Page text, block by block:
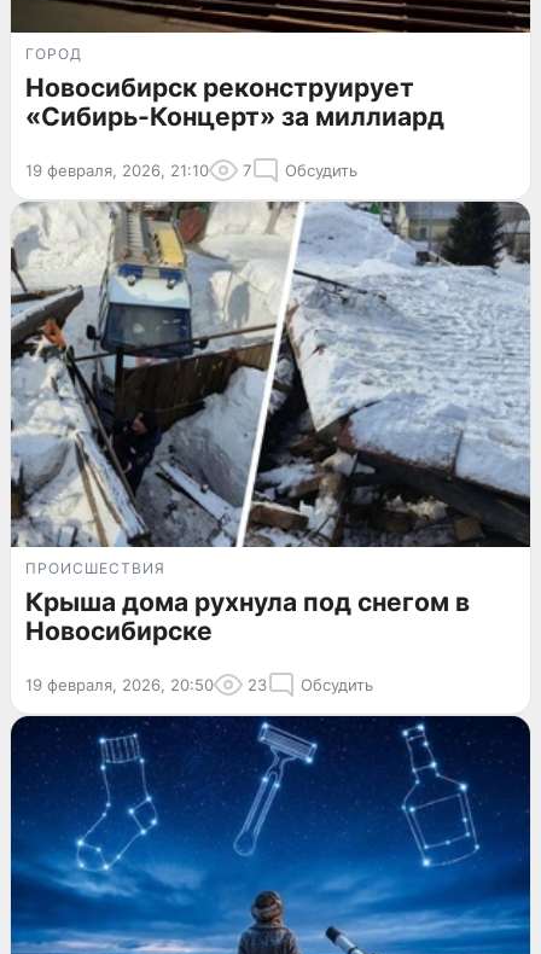
ГОРОД
Новосибирск реконструирует
«Сибирь-Концерт» за миллиард
19 февраля, 2026, 21:10 7 Обсудить
ПРОИСШЕСТВИЯ
Крыша дома рухнула под снегом в
Новосибирске
19 февраля, 2026, 20:50 23 Обсудить